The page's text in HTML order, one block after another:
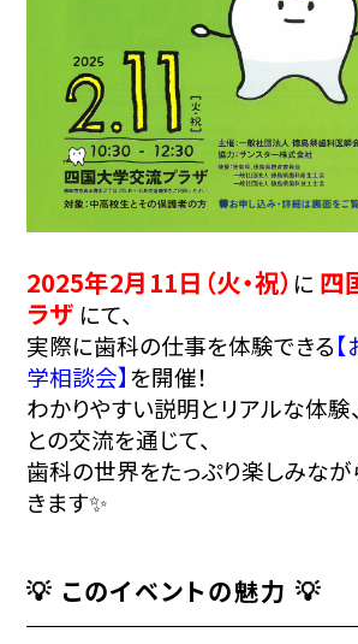
2025年2月11日（火・祝） に 四
ラザ にて、
実際に歯科の仕事を体験できる
学相談会】を開催！
わかりやすい説明とリアルな体験
との交流を通じて、
歯科の世界をたっぷり楽しみなが
きます✨
💡 このイベントの魅力 💡